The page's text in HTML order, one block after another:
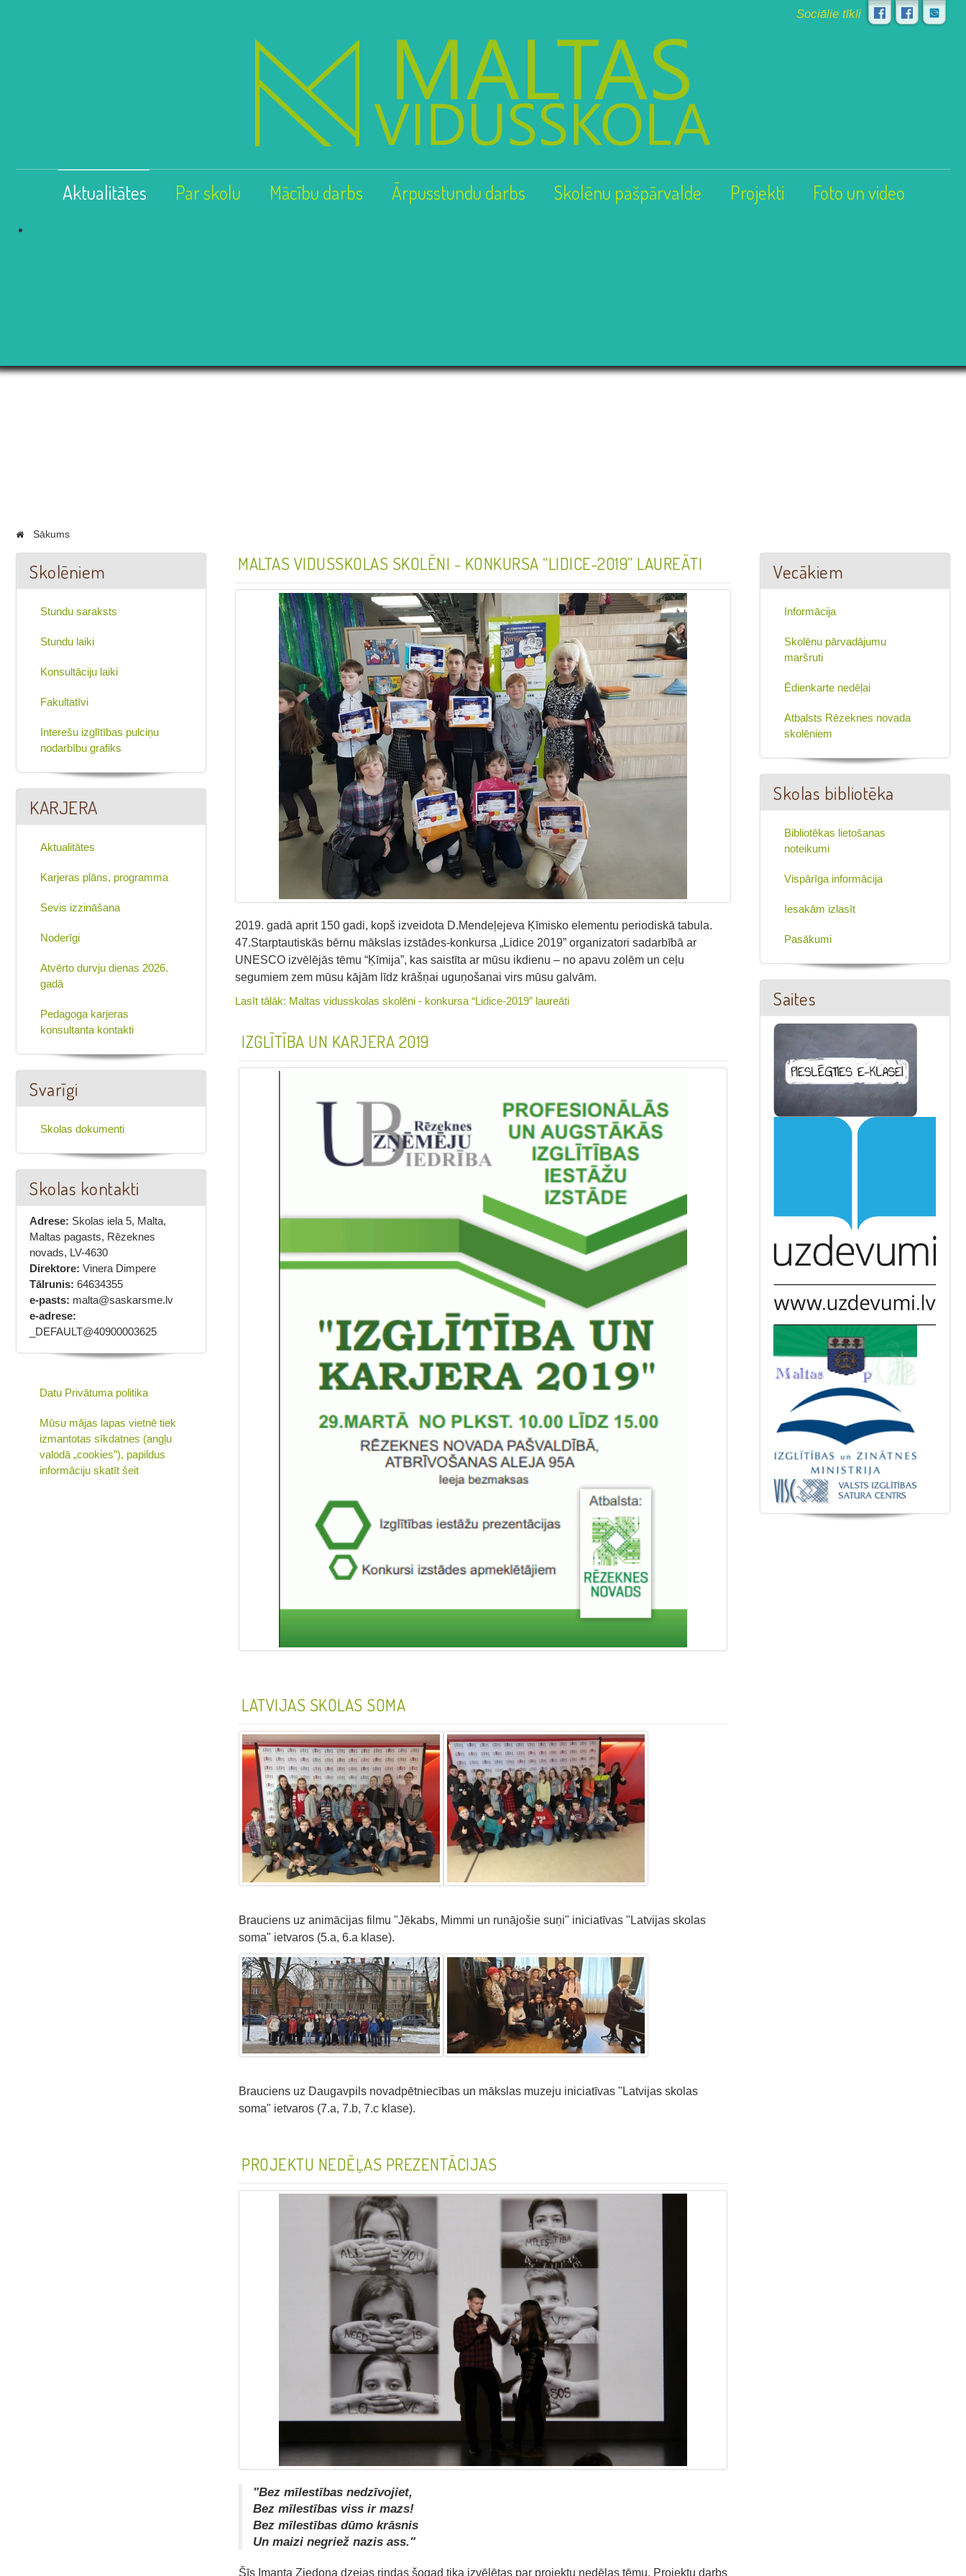
Sociālie tīkli
Aktualitātes Par skolu Mācību darbs Ārpusstundu darbs Skolēnu pašpārvalde Projekti Foto un video
Sākums
Skolēniem
Stundu saraksts
Stundu laiki
Konsultāciju laiki
Fakultatīvi
Interešu izglītības pulciņu
nodarbību grafiks
KARJERA
Aktualitātes
Karjeras plāns, programma
Sevis izzināšana
Noderīgi
Atvērto durvju dienas 2026.
gadā
Pedagoga karjeras
konsultanta kontakti
Svarīgi
Skolas dokumenti
Skolas kontakti
Adrese: Skolas iela 5, Malta,
Maltas pagasts, Rēzeknes
novads, LV-4630
Direktore: Vinera Dimpere
Tālrunis: 64634355
e-pasts: malta@saskarsme.lv
e-adrese:
_DEFAULT@40900003625
Datu Privātuma politika
Mūsu mājas lapas vietnē tiek
izmantotas sīkdatnes (angļu
valodā „cookies”), papildus
informāciju skatīt šeit
Vecākiem
Informācija
Skolēnu pārvadājumu
maršruti
Ēdienkarte nedēļai
Atbalsts Rēzeknes novada
skolēniem
Skolas bibliotēka
Bibliotēkas lietošanas
noteikumi
Vispārīga informācija
Iesakām izlasīt
Pasākumi
Saites
MALTAS VIDUSSKOLAS SKOLĒNI - KONKURSA “LIDICE-2019” LAUREĀTI
2019. gadā aprit 150 gadi, kopš izveidota D.Mendeļejeva Ķīmisko elementu periodiskā tabula.
47.Starptautiskās bērnu mākslas izstādes-konkursa „Lidice 2019” organizatori sadarbībā ar
UNESCO izvēlējās tēmu “Ķīmija”, kas saistīta ar mūsu ikdienu – no apavu zolēm un ceļu
segumiem zem mūsu kājām līdz krāšņai uguņošanai virs mūsu galvām.
Lasīt tālāk: Maltas vidusskolas skolēni - konkursa “Lidice-2019” laureāti
IZGLĪTĪBA UN KARJERA 2019
LATVIJAS SKOLAS SOMA
Brauciens uz animācijas filmu "Jēkabs, Mimmi un runājošie suņi" iniciatīvas "Latvijas skolas
soma" ietvaros (5.a, 6.a klase).
Brauciens uz Daugavpils novadpētniecības un mākslas muzeju iniciatīvas "Latvijas skolas
soma" ietvaros (7.a, 7.b, 7.c klase).
PROJEKTU NEDĒĻAS PREZENTĀCIJAS
"Bez mīlestības nedzīvojiet,
Bez mīlestības viss ir mazs!
Bez mīlestības dūmo krāsnis
Un maizi negriež nazis ass."
Šīs Imanta Ziedoņa dzejas rindas šogad tika izvēlētas par projektu nedēļas tēmu. Projektu darbs